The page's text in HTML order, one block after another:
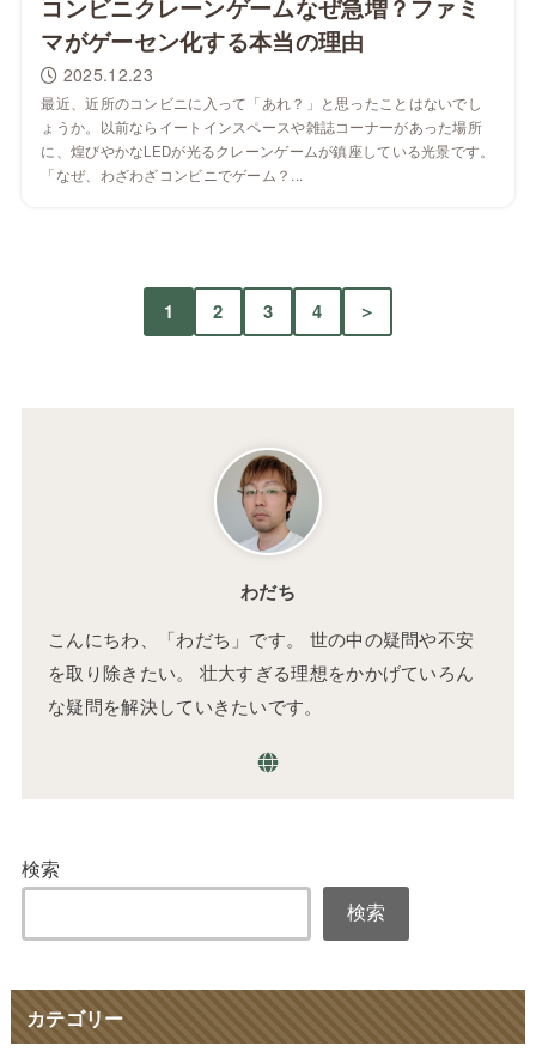
コンビニクレーンゲームなぜ急増？ファミ
マがゲーセン化する本当の理由
2025.12.23
最近、近所のコンビニに入って「あれ？」と思ったことはないでし
ょうか。以前ならイートインスペースや雑誌コーナーがあった場所
に、煌びやかなLEDが光るクレーンゲームが鎮座している光景です。
「なぜ、わざわざコンビニでゲーム？...
1 2 3 4 ＞
わだち
こんにちわ、「わだち」です。 世の中の疑問や不安
を取り除きたい。 壮大すぎる理想をかかげていろん
な疑問を解決していきたいです。
検索
検索
カテゴリー